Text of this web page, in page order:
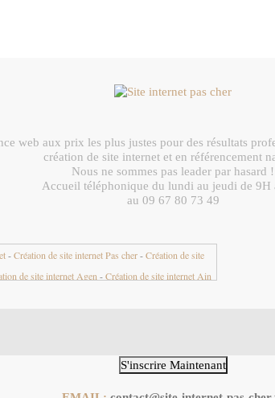
web aux prix les plus justes pour des résultats
création de site internet et en référencement
Nous ne sommes pas leader par hasard !
Accueil téléphonique du lundi au jeudi de 9H
au 09 67 80 73 49
-Création de site internet Pas cher-Création de site
de site internet Agen-Création de site internet Ain
Création de site internet
S'inscrire Maintenant